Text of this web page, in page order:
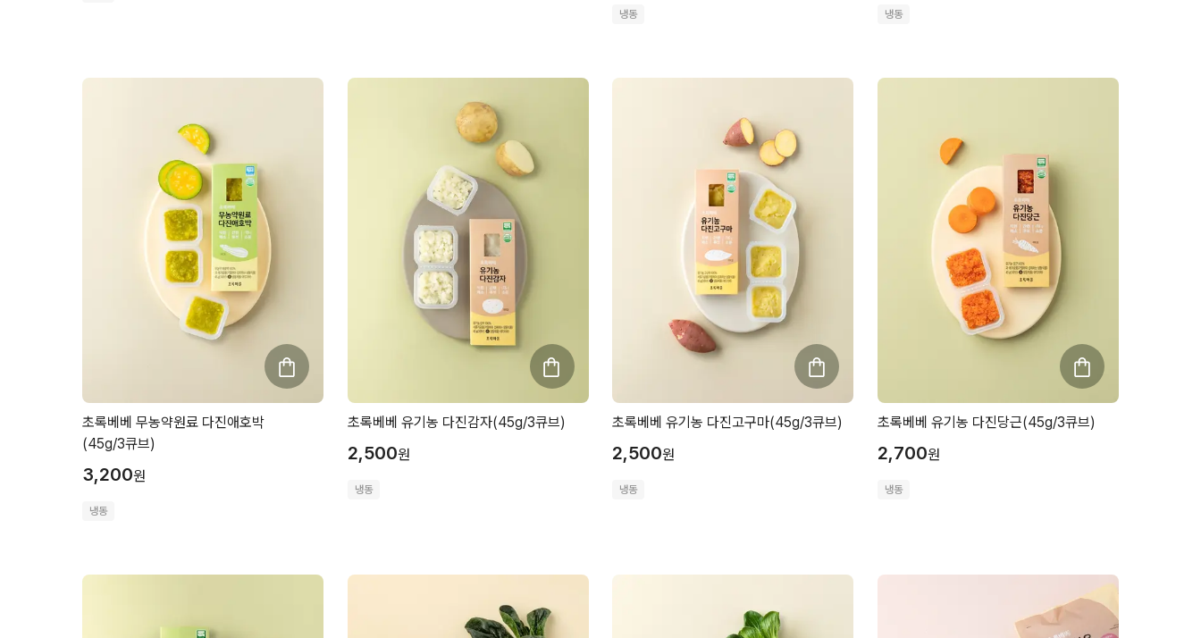
냉동 냉동
초록베베 무농약원료 다진애호박
(45g/3큐브)
3,200원
냉동
초록베베 유기농 다진감자(45g/3큐브)
2,500원
냉동
초록베베 유기농 다진고구마(45g/3큐브)
2,500원
냉동
초록베베 유기농 다진당근(45g/3큐브)
2,700원
냉동